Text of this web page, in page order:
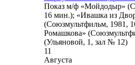
Показ м/ф «Мойдодыр»
16 мин.); «Ивашка из
(Союзмультфильм, 1981,
Ромашкова»
(Ульяновой, 1, зал № 12)
11
Августа